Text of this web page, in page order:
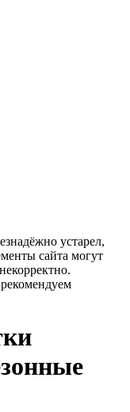
устарел,
сайта могут